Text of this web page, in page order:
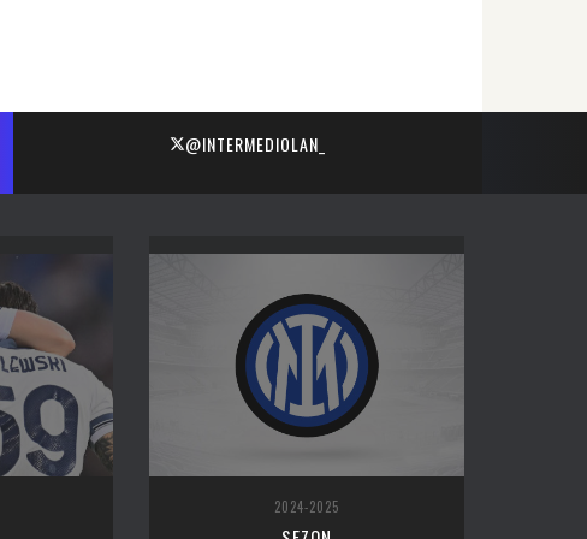
@INTERMEDIOLAN_
2024-2025